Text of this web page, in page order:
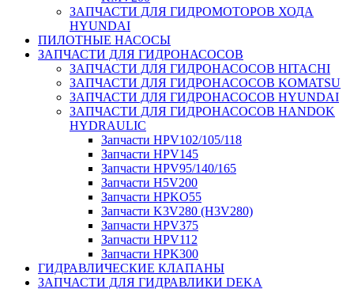
ЗАПЧАСТИ ДЛЯ ГИДРОМОТОРОВ ХОДА
HYUNDAI
ПИЛОТНЫЕ НАСОСЫ
ЗАПЧАСТИ ДЛЯ ГИДРОНАСОСОВ
ЗАПЧАСТИ ДЛЯ ГИДРОНАСОСОВ HITACHI
ЗАПЧАСТИ ДЛЯ ГИДРОНАСОСОВ KOMATSU
ЗАПЧАСТИ ДЛЯ ГИДРОНАСОСОВ HYUNDAI
ЗАПЧАСТИ ДЛЯ ГИДРОНАСОСОВ HANDOK
HYDRAULIC
Запчасти HPV102/105/118
Запчасти HPV145
Запчасти HPV95/140/165
Запчасти H5V200
Запчасти HPKO55
Запчасти K3V280 (H3V280)
Запчасти HPV375
Запчасти HPV112
Запчасти HPK300
ГИДРАВЛИЧЕСКИЕ КЛАПАНЫ
ЗАПЧАСТИ ДЛЯ ГИДРАВЛИКИ DEKA